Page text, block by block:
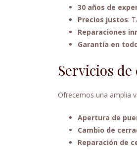
30 años de
Precios justos:
Reparaciones
Garantía en
Servicios
Ofrecemos una amplia
Apertura de
Cambio de
Reparación de